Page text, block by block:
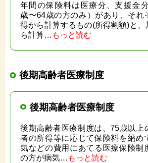
年間の保険料は医療分、支援金
歳〜64歳の方のみ）があり、それ
得から計算するもの(所得割額)と
ら計算… もっと読む
後期高齢者医療制度
後期高齢者医療制度
後期高齢者医療制度は、75歳以上
者の所得等に応じて保険料を納め
気などの費用にあてる医療保険制
の方が病気… もっと読む